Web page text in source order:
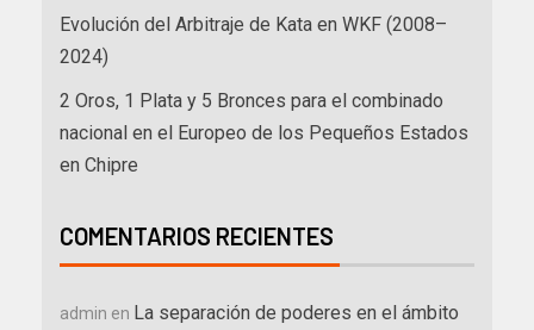
Evolución del Arbitraje de Kata en WKF (2008–
2024)
2 Oros, 1 Plata y 5 Bronces para el combinado
nacional en el Europeo de los Pequeños Estados
en Chipre
COMENTARIOS RECIENTES
admin en La separación de poderes en el ámbito